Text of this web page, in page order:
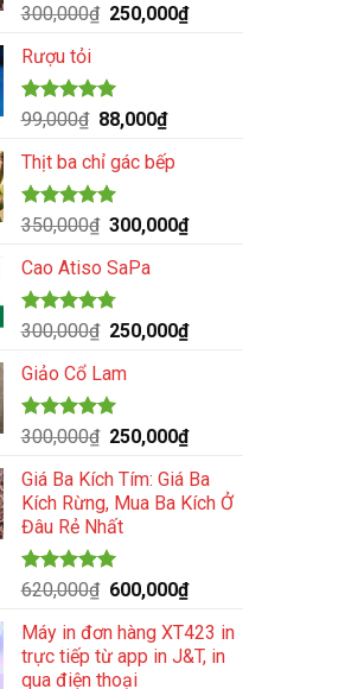
Được xếp
5.00
5 sao
300,000₫ Giá
300,000₫.
250,000₫Giá
Rượu tỏi
Được xếp
5.00
5 sao
99,000₫ Giá
là:
99,000₫.
88,000₫Giá
tại
88,000₫.
Thịt ba chỉ gác bếp
Được xếp
5.00
5 sao
350,000₫ Giá
là:
350,000₫.
300,000₫Giá
300,000₫.
Cao Atiso SaPa
Được xếp
4.80
5 sao
300,000₫ Giá
là:
300,000₫.
250,000₫Giá
250,000₫.
Giảo Cổ Lam
Được xếp
5.00
5 sao
300,000₫ Giá
là:
300,000₫.
250,000₫Giá
tại
là:
Giá Ba Kích Tím: Giá Ba
Kích Rừng, Mua Ba Kích Ở
Đâu Rẻ Nhất
Được xếp
5.00
5 sao
620,000₫ Giá
là:
620,000₫.
600,000₫Giá
tại
là:
Máy in đơn hàng XT423 in
trực tiếp từ app in J&T, in
qua điện thoại